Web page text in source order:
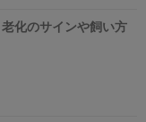
化のサインや飼い方